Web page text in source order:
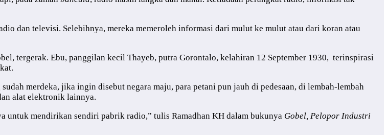
dan televisi. Selebihnya, mereka memeroleh informasi dari mulut ke mulut atau dari koran atau
tergerak. Ebu, panggilan kecil Thayeb, putra Gorontalo, kelahiran 12 September 1930, terinspirasi
merdeka, jika ingin disebut negara maju, para petani pun jauh di pedesaan, di lembah-lembah
alat elektronik lainnya.
untuk mendirikan sendiri pabrik radio,” tulis Ramadhan KH dalam bukunya Gobel, Pelopor Industri